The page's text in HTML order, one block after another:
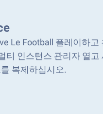
Le Football 플레이하고
티 인스턴스 관리자 열
복제하십시오.